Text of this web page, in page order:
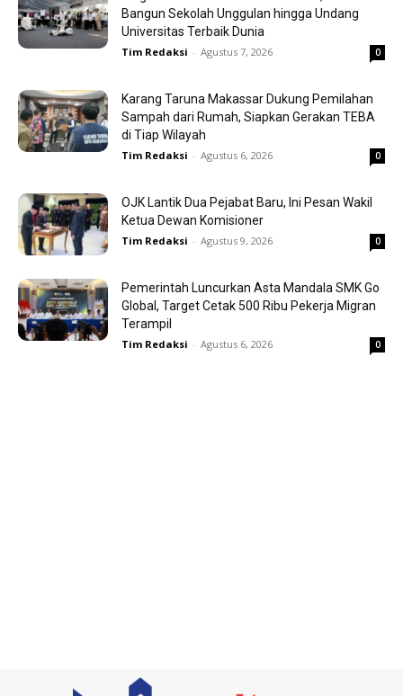
Bangun Sekolah Unggulan hingga Undang
Universitas Terbaik Dunia
Tim Redaksi - Agustus 7, 2026 0
Karang Taruna Makassar Dukung Pemilahan
Sampah dari Rumah, Siapkan Gerakan TEBA
di Tiap Wilayah
Tim Redaksi - Agustus 6, 2026 0
OJK Lantik Dua Pejabat Baru, Ini Pesan Wakil
Ketua Dewan Komisioner
Tim Redaksi - Agustus 9, 2026 0
Pemerintah Luncurkan Asta Mandala SMK Go
Global, Target Cetak 500 Ribu Pekerja Migran
Terampil
Tim Redaksi - Agustus 6, 2026 0